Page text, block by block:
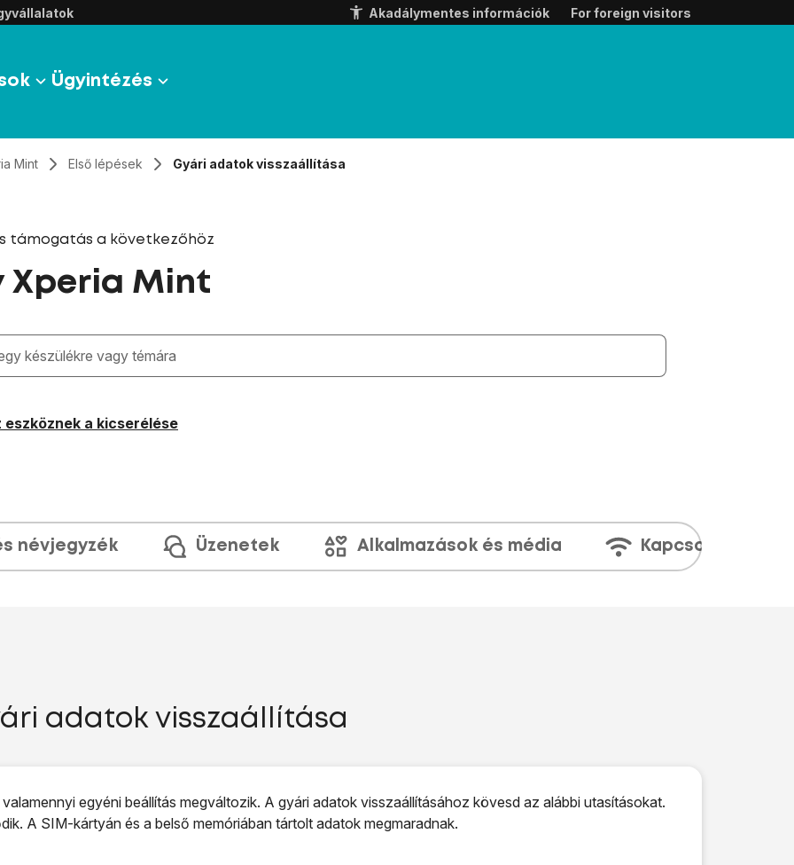
Akadálymentes információk For foreign visitors
Ügyintézés
Mint Első lépések Gyári adatok visszaállítása
támogatás a következőhöz
Xperia Mint
megjelennek a keresési javaslatok a mező alatt
eszköznek a kicserélése
névjegyzék Üzenetek Alkalmazások és média Kapcsolatok
adatok visszaállítása
egyéni beállítás megváltozik. A gyári adatok visszaállításához kövesd az alábbi utasításokat.
A SIM-kártyán és a belső memóriában tártolt adatok megmaradnak.